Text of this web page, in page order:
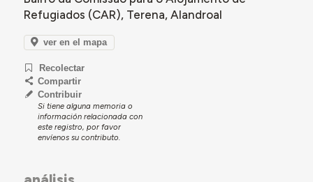
Refugiados (CAR), Terena, Alandroal
ver en el mapa
Recolectar
Compartir
Contribuir
Si tiene alguna memoria o
información relacionada con
este registro, por favor
envíenos su contributo.